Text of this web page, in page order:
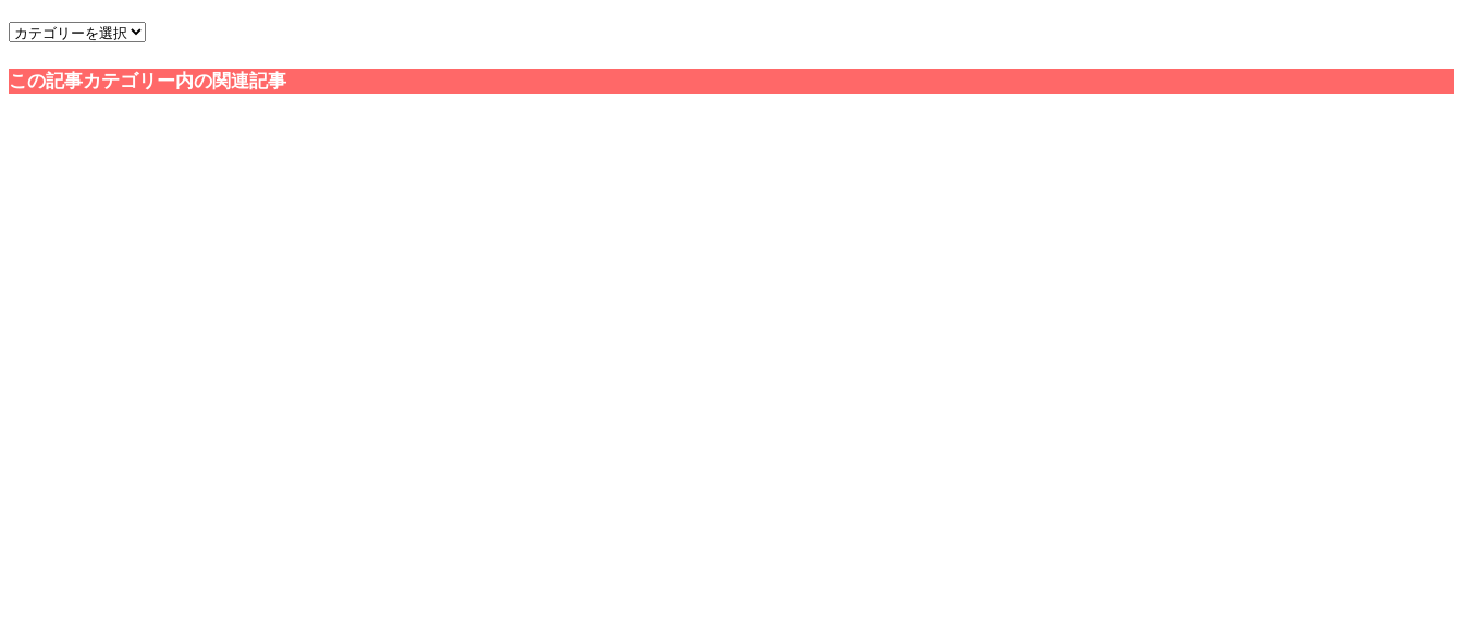
ブ
カ
ゴ
この記事カテゴリー内の関連記事